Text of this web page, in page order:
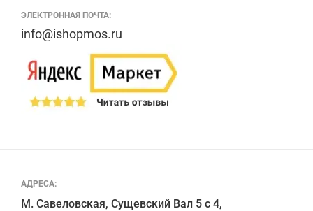
АДРЕСА:
М. Савеловская, Сущевский Вал 5 с 4,
ЭЛЕКТРОННАЯ ПОЧТА:
info@ishopmos.ru